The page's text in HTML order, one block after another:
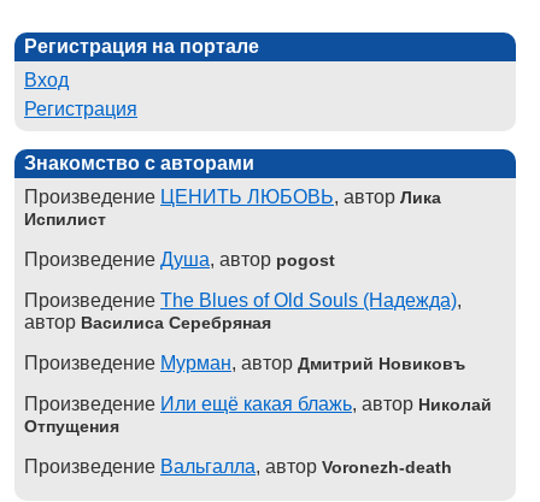
Регистрация на портале
Вход
Регистрация
Знакомство с авторами
Произведение ЦЕНИТЬ ЛЮБОВЬ, автор Лика
Испилист
Произведение Душа, автор pogost
Произведение The Blues of Old Souls (Надежда),
автор Василиса Серебряная
Произведение Мурман, автор Дмитрий Новиковъ
Произведение Или ещё какая блажь, автор Николай
Отпущения
Произведение Вальгалла, автор Voronezh-death